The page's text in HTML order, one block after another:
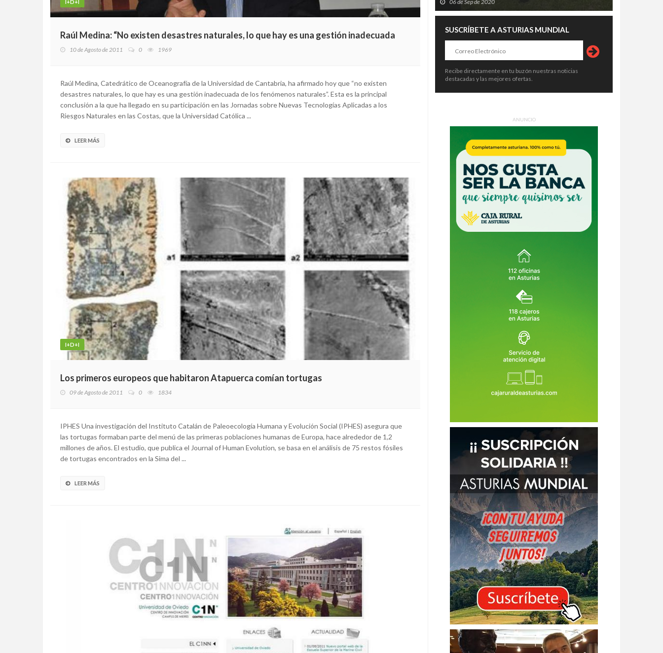
I+D+I
Raúl Medina: “No existen desastres naturales, lo que hay es una gestión inadecuada
10 de Agosto de 2011 0 1969
Raúl Medina, Catedrático de Oceanografía de la Universidad de Cantabria, ha afirmado hoy que “no existen
desastres naturales, lo que hay es una gestión inadecuada de los fenómenos naturales”. Esta es la principal
conclusión a la que ha llegado en su participación en las Jornadas sobre Nuevas Tecnologías Aplicadas a los
Riesgos Naturales en las Costas, que la Universidad Católica ...
LEER MÁS
I+D+I
Los primeros europeos que habitaron Atapuerca comían tortugas
09 de Agosto de 2011 0 1834
IPHES Una investigación del Instituto Catalán de Paleoecología Humana y Evolución Social (IPHES) asegura que
las tortugas formaban parte del menú de las primeras poblaciones humanas de Europa, hace alrededor de 1,2
millones de años. El estudio, que publica el Journal of Human Evolution, se basa en el análisis de 75 restos fósiles
de tortugas encontrados en la Sima del ...
LEER MÁS
06 de Sep de 2020
SUSCRÍBETE A ASTURIAS MUNDIAL
Recibe directamente en tu buzón nuestras noticias
destacadas y las mejores ofertas.
ANUNCIO